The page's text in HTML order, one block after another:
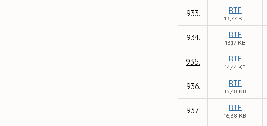
933. RTF
13,77 KB
934. RTF
13,17 KB
935. RTF
14,44 KB
936. RTF
13,48 KB
937. RTF
16,38 KB